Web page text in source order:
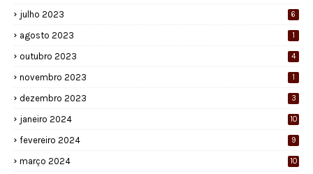
julho 2023 6
agosto 2023 1
outubro 2023 4
novembro 2023 1
dezembro 2023 3
janeiro 2024 10
fevereiro 2024 9
março 2024 10